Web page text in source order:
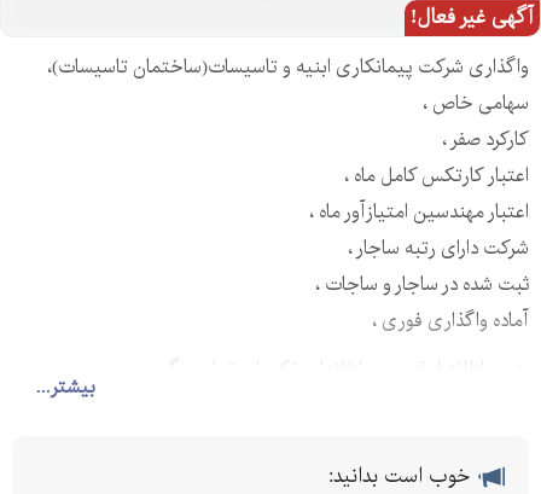
آگهی غیر فعال!
بیشتر...
واگذاری شرکت پیمانکاری ابنیه و تاسیسات(ساختمان تاسیسات)،
سهامی خاص ،
کارکرد صفر ،
اعتبار کارتکس کامل ماه ،
اعتبار مهندسین امتیازآور ماه ،
شرکت دارای رتبه ساجار ،
ثبت شده در ساجار و ساجات ،
آماده واگذاری فوری ،
جهت اطلاع از قیمت و اطلاعات تکمیلی تماس بگیرید.
خوب است بدانید: